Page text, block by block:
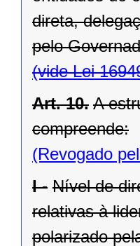
direta,
pelo
(vide Lei
Art. 10. A
compreende:
(Revogado
I - Nível de
relativas à
polarizado